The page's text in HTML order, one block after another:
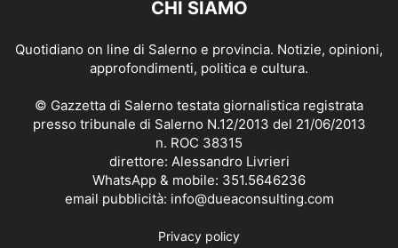
CHI SIAMO
Quotidiano on line di Salerno e provincia. Notizie, opinioni,
approfondimenti, politica e cultura.
© Gazzetta di Salerno testata giornalistica registrata
presso tribunale di Salerno N.12/2013 del 21/06/2013
n. ROC 38315
direttore: Alessandro Livrieri
WhatsApp & mobile: 351.5646236
email pubblicità: info@dueaconsulting.com
Privacy policy